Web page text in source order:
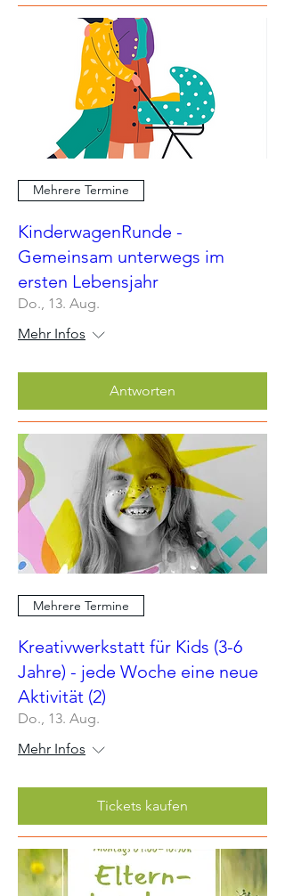
Mehrere Termine
KinderwagenRunde -
Gemeinsam unterwegs im
ersten Lebensjahr
Do., 13. Aug.
Mehr Infos
Antworten
Mehrere Termine
Kreativwerkstatt für Kids (3-6
Jahre) - jede Woche eine neue
Aktivität (2)
Do., 13. Aug.
Mehr Infos
Tickets kaufen